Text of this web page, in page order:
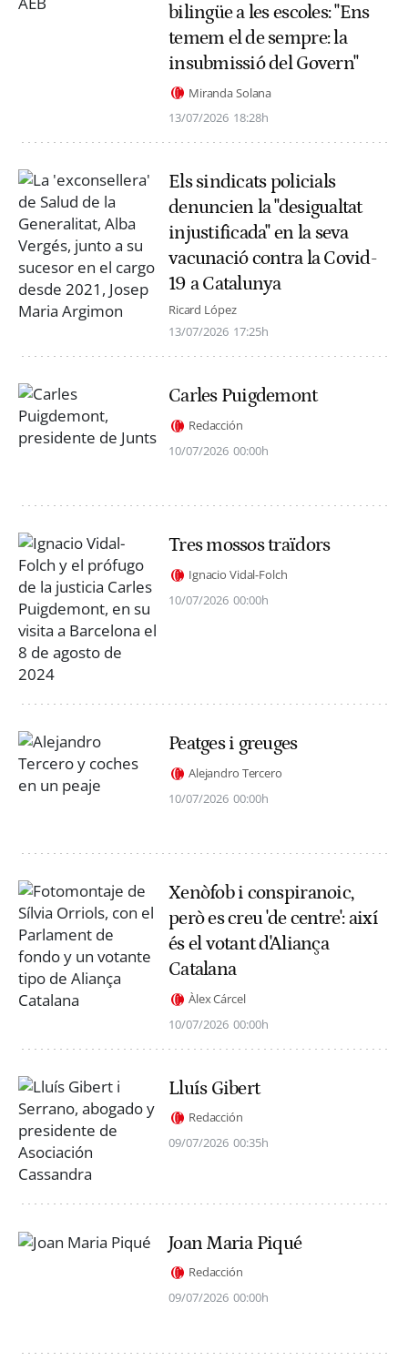
bilingüe a les escoles: "Ens
temem el de sempre: la
insubmissió del Govern"
Miranda Solana
13/07/2026 18:28h
Els sindicats policials
denuncien la "desigualtat
injustificada" en la seva
vacunació contra la Covid-
19 a Catalunya
Ricard López
13/07/2026 17:25h
Carles Puigdemont
Redacción
10/07/2026 00:00h
Tres mossos traïdors
Ignacio Vidal-Folch
10/07/2026 00:00h
Peatges i greuges
Alejandro Tercero
10/07/2026 00:00h
Xenòfob i conspiranoic,
però es creu 'de centre': així
és el votant d'Aliança
Catalana
Àlex Cárcel
10/07/2026 00:00h
Lluís Gibert
Redacción
09/07/2026 00:35h
Joan Maria Piqué
Redacción
09/07/2026 00:00h